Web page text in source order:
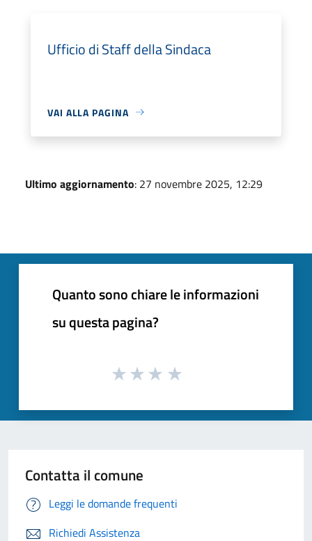
Ufficio di Staff della Sindaca
VAI ALLA PAGINA
Ultimo aggiornamento: 27 novembre 2025, 12:29
Quanto sono chiare le informazioni
su questa pagina?
Contatta il comune
Leggi le domande frequenti
Richiedi Assistenza